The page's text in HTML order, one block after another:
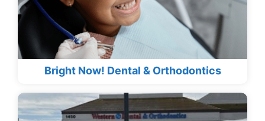
Bright Now! Dental & Orthodontics